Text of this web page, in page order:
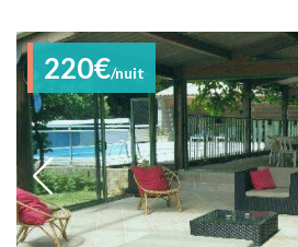
220€/nuit